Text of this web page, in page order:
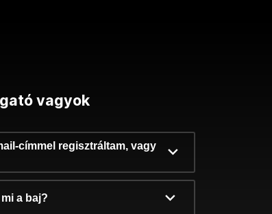
vagyok
címmel regisztráltam, vagy
a baj?